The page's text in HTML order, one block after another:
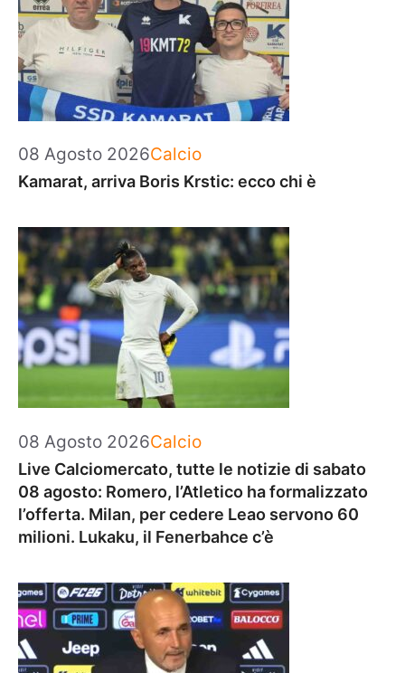
08 Agosto 2026Categorie
Calcio
Kamarat, arriva Boris Krstic: ecco chi è
08 Agosto 2026Categorie
Calcio
Live Calciomercato, tutte le notizie di sabato
08 agosto: Romero, l’Atletico ha formalizzato
l’offerta. Milan, per cedere Leao servono 60
milioni. Lukaku, il Fenerbahce c’è